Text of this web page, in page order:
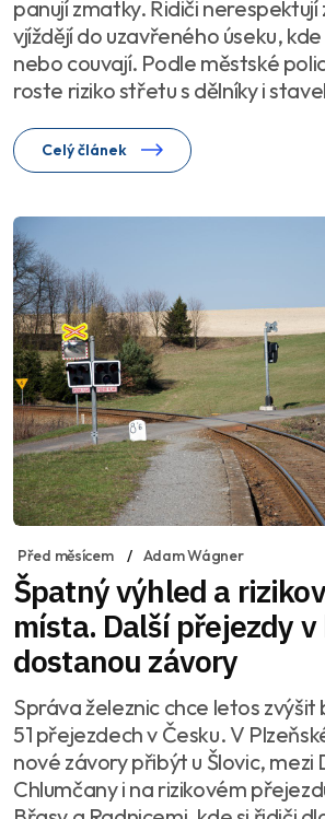
panují zmatky. Řidiči nerespektují
vjíždějí do uzavřeného úseku,
nebo couvají. Podle městské
roste riziko střetu s dělníky i
Celý článek
Před měsícem Adam Wágner
Špatný výhled a
místa. Další přejezdy
dostanou závory
Správa železnic chce letos
51 přejezdech v Česku. V
nové závory přibýt u Šlovic, mezi
Chlumčany i na rizikovém